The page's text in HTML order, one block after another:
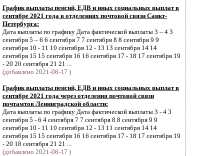
График выплаты пенсий, ЕДВ и иных социальных выплат в
сентябре 2021 года в отделениях почтовой связи Санкт-
Петербурга:
Дата выплаты по графику Дата фактической выплаты 3 – 4 3
сентября 5 – 6 6 сентября 7 7 сентября 8 8 сентября 9 9
сентября 10 - 11 10 сентября 12 - 13 13 сентября 14 14
сентября 15 15 сентября 16 16 сентября 17 - 18 17 сентября 19
- 20 20 сентября 21 21 ...
(добавлено 2021-08-17 )
График выплаты пенсий, ЕДВ и иных социальных выплат в
сентябре 2021 года через отделения почтовой связи
почтамтов Ленинградской области:
Дата выплаты по графику Дата фактической выплаты 3 - 4 3
сентября 5 - 6 4 сентября 7 7 сентября 8 8 сентября 9 9
сентября 10 - 11 10 сентября 12 - 13 11 сентября 14 14
сентября 15 15 сентября 16 16 сентября 17 - 18 17 сентября 19
- 20 18 сентября 21 21 ...
(добавлено 2021-08-17 )